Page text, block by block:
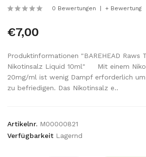
0 Bewertungen + Bewertung
€7,00
Produktinformationen "BAREHEAD Raws
Nikotinsalz Liquid 10ml" Mit einem
20mg/ml ist wenig Dampf erforderlich
zu befriedigen. Das Nikotinsalz e..
Artikelnr. M00000821
Verfügbarkeit Lagernd